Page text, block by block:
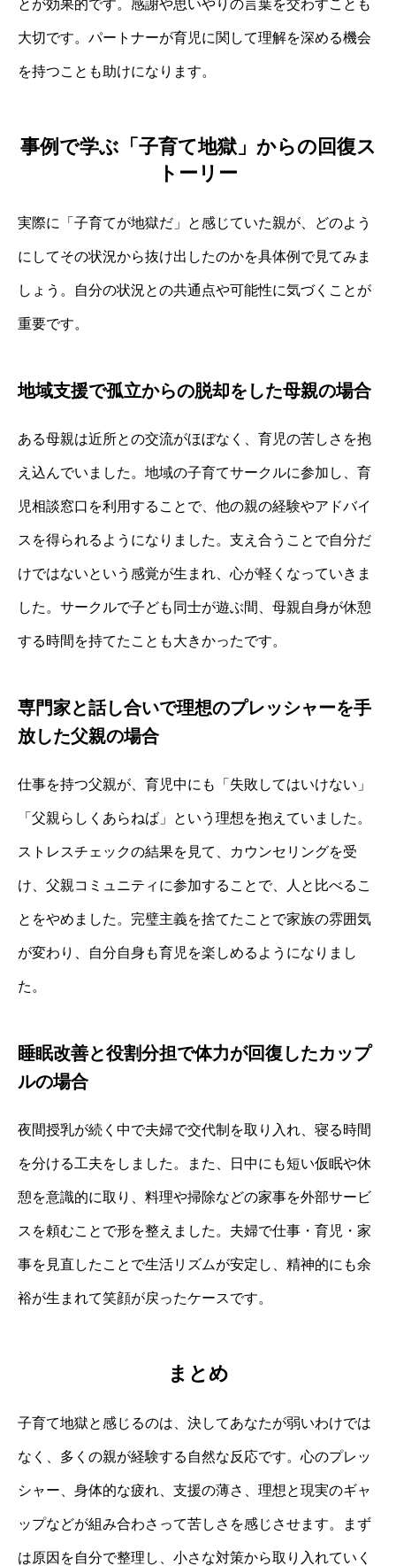
とが効果的です。感謝や思いやりの言葉を交わすことも
大切です。パートナーが育児に関して理解を深める機会
を持つことも助けになります。
事例で学ぶ「子育て地獄」からの回復ス
トーリー
実際に「子育てが地獄だ」と感じていた親が、どのよう
にしてその状況から抜け出したのかを具体例で見てみま
しょう。自分の状況との共通点や可能性に気づくことが
重要です。
地域支援で孤立からの脱却をした母親の場合
ある母親は近所との交流がほぼなく、育児の苦しさを抱
え込んでいました。地域の子育てサークルに参加し、育
児相談窓口を利用することで、他の親の経験やアドバイ
スを得られるようになりました。支え合うことで自分だ
けではないという感覚が生まれ、心が軽くなっていきま
した。サークルで子ども同士が遊ぶ間、母親自身が休憩
する時間を持てたことも大きかったです。
専門家と話し合いで理想のプレッシャーを手
放した父親の場合
仕事を持つ父親が、育児中にも「失敗してはいけない」
「父親らしくあらねば」という理想を抱えていました。
ストレスチェックの結果を見て、カウンセリングを受
け、父親コミュニティに参加することで、人と比べるこ
とをやめました。完璧主義を捨てたことで家族の雰囲気
が変わり、自分自身も育児を楽しめるようになりまし
た。
睡眠改善と役割分担で体力が回復したカップ
ルの場合
夜間授乳が続く中で夫婦で交代制を取り入れ、寝る時間
を分ける工夫をしました。また、日中にも短い仮眠や休
憩を意識的に取り、料理や掃除などの家事を外部サービ
スを頼むことで形を整えました。夫婦で仕事・育児・家
事を見直したことで生活リズムが安定し、精神的にも余
裕が生まれて笑顔が戻ったケースです。
まとめ
子育て地獄と感じるのは、決してあなたが弱いわけでは
なく、多くの親が経験する自然な反応です。心のプレッ
シャー、身体的な疲れ、支援の薄さ、理想と現実のギャ
ップなどが組み合わさって苦しさを感じさせます。まず
は原因を自分で整理し、小さな対策から取り入れていく